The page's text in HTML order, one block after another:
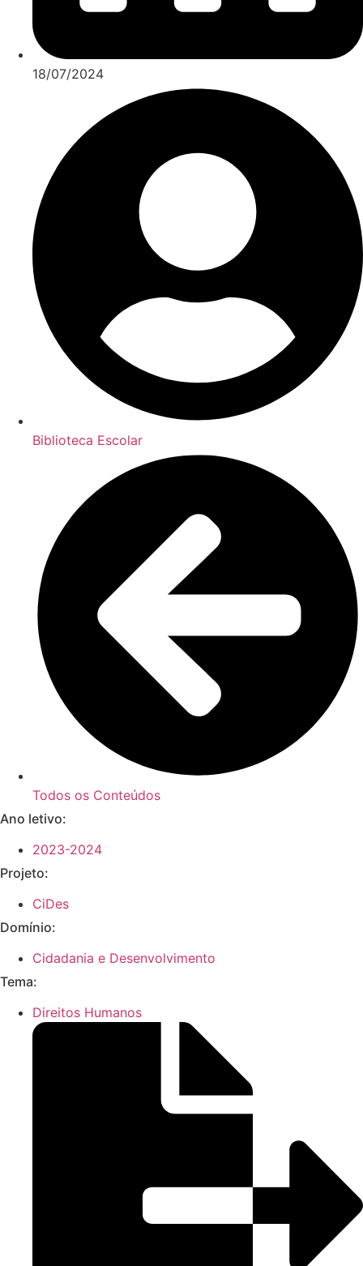
18/07/2024
Biblioteca Escolar
Todos os Conteúdos
Ano letivo:
2023-2024
Projeto:
CiDes
Domínio:
Cidadania e Desenvolvimento
Tema:
Direitos Humanos